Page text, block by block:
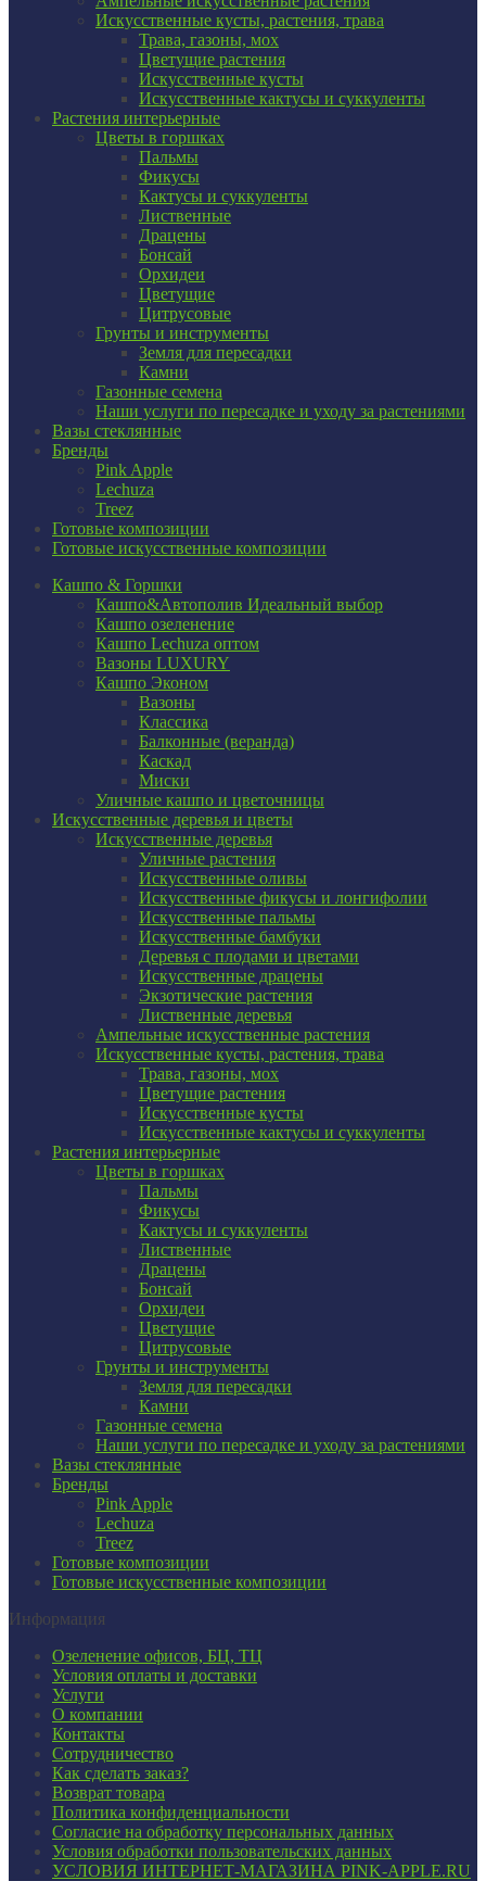
Искусственные кусты, растения, трава
Трава, газоны, мох
Цветущие растения
Искусственные кусты
Искусственные кактусы и суккуленты
Растения интерьерные
Цветы в горшках
Пальмы
Фикусы
Кактусы и суккуленты
Лиственные
Драцены
Бонсай
Орхидеи
Цветущие
Цитрусовые
Грунты и инструменты
Земля для пересадки
Камни
Газонные семена
Наши услуги по пересадке и уходу за растениями
Вазы стеклянные
Бренды
Pink Apple
Lechuza
Treez
Готовые композиции
Готовые искусственные композиции
Кашпо & Горшки
Кашпо&Автополив Идеальный выбор
Кашпо озеленение
Кашпо Lechuza оптом
Вазоны LUXURY
Кашпо Эконом
Вазоны
Классика
Балконные (веранда)
Каскад
Миски
Уличные кашпо и цветочницы
Искусственные деревья и цветы
Искусственные деревья
Уличные растения
Искусственные оливы
Искусственные фикусы и лонгифолии
Искусственные пальмы
Искусственные бамбуки
Деревья с плодами и цветами
Искусственные драцены
Экзотические растения
Лиственные деревья
Ампельные искусственные растения
Искусственные кусты, растения, трава
Трава, газоны, мох
Цветущие растения
Искусственные кусты
Искусственные кактусы и суккуленты
Растения интерьерные
Цветы в горшках
Пальмы
Фикусы
Кактусы и суккуленты
Лиственные
Драцены
Бонсай
Орхидеи
Цветущие
Цитрусовые
Грунты и инструменты
Земля для пересадки
Камни
Газонные семена
Наши услуги по пересадке и уходу за растениями
Вазы стеклянные
Бренды
Pink Apple
Lechuza
Treez
Готовые композиции
Готовые искусственные композиции
Информация
Озеленение офисов, БЦ, ТЦ
Условия оплаты и доставки
Услуги
О компании
Контакты
Сотрудничество
Как сделать заказ?
Возврат товара
Политика конфиденциальности
Согласие ​на обработку персональных данных
Условия обработки пользовательских данных
УСЛОВИЯ ИНТЕРНЕТ-МАГАЗИНА PINK-APPLE.RU